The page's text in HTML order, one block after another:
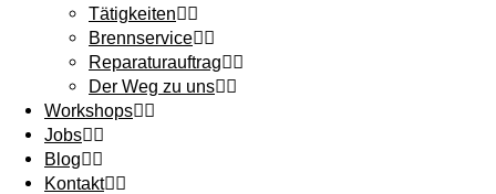
Tätigkeiten
Brennservice
Reparaturauftrag
Der Weg zu uns
Workshops
Jobs
Blog
Kontakt